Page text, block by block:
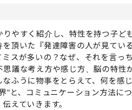
やすく紹介し、特性を持つ子ど
頂いた『発達障害の人が見ている
スが多いの？なぜ、それを言っち
議な考え方や感じ方、脳の特性
ふうに物事をとらえて、何を感じ
”と、コミュニケーション方法に
えていきます。